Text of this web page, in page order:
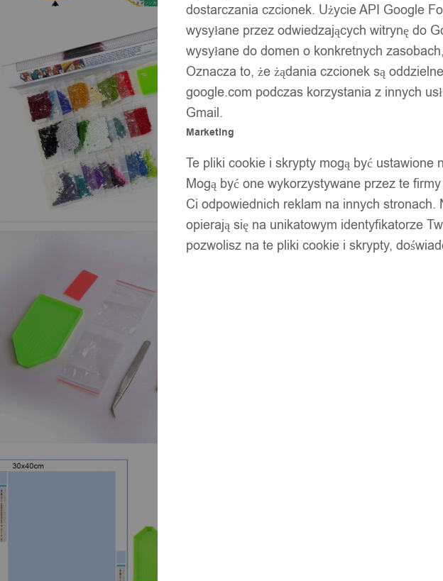
dostarczania czcionek. Użycie API Google
wysyłane przez odwiedzających witrynę do
wysyłane do domen o konkretnych
Oznacza to, że żądania czcionek są
google.com podczas korzystania z innych
Gmail.
Marketing
Te pliki cookie i skrypty mogą być
Mogą być one wykorzystywane przez te
Ci odpowiednich reklam na innych
opierają się na unikatowym identyfikatorze
pozwolisz na te pliki cookie i skrypty,